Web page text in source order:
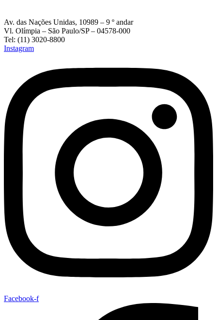
Av. das Nações Unidas, 10989 – 9 º andar
Vl. Olímpia – São Paulo/SP – 04578-000
Tel: (11) 3020-8800
Instagram
Facebook-f